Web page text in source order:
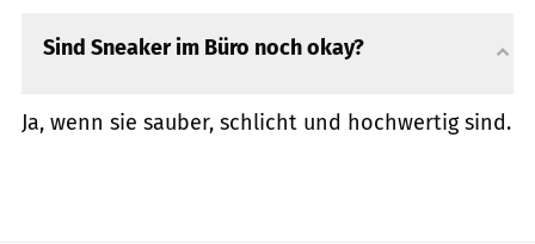
Sind Sneaker im Büro noch okay?
Ja, wenn sie sauber, schlicht und hochwertig sind.